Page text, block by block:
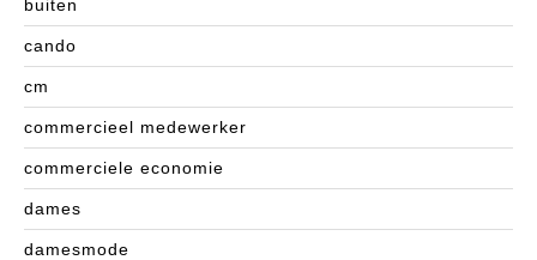
buiten
cando
cm
commercieel medewerker
commerciele economie
dames
damesmode